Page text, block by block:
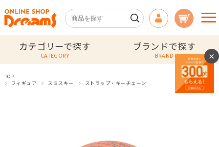
カテゴリーで探す
CATEGORY
ブランドで探す
BRAND
TOP
フィギュア
スミスキー ストラップ・キーチェーン
×